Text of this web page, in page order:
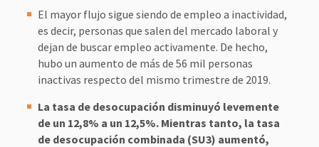
El mayor flujo sigue siendo de empleo a inactividad,
es decir, personas que salen del mercado laboral y
dejan de buscar empleo activamente. De hecho,
hubo un aumento de más de 56 mil personas
inactivas respecto del mismo trimestre de 2019.
La tasa de desocupación disminuyó levemente
de un 12,8% a un 12,5%. Mientras tanto, la tasa
de desocupación combinada (SU3) aumentó,